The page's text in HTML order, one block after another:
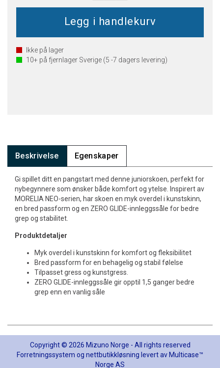
Ikke på lager
10+ på fjernlager Sverige (5 -7 dagers levering)
Beskrivelse Egenskaper
Gi spillet ditt en pangstart med denne juniorskoen, perfekt for
nybegynnere som ønsker både komfort og ytelse. Inspirert av
MORELIA NEO-serien, har skoen en myk overdel i kunstskinn,
en bred passform og en ZERO GLIDE-innleggssåle for bedre
grep og stabilitet.
Produktdetaljer
Myk overdel i kunstskinn for komfort og fleksibilitet
Bred passform for en behagelig og stabil følelse
Tilpasset gress og kunstgress.
ZERO GLIDE-innleggssåle gir opptil 1,5 ganger bedre
grep enn en vanlig såle
Copyright © 2026 Mizuno Norge - All rights reserved
Forretningssystem og nettbutikkløsning levert av Multicase™
Norge AS